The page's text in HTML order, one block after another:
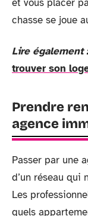
et vous placer
chasse se joue
Lire également :
trouver son
Prendre
agence
Passer par une
d’un réseau qui
Les
quels